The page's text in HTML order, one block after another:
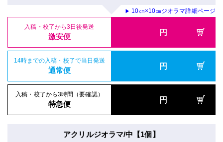
▶ 10㎝×10㎝ジオラマ詳細ページ
入稿・校了から3日後発送
激安便 円
14時までの入稿・校了で当日発送
通常便 円
入稿・校了から3時間（要確認）
特急便 円
アクリルジオラマ/中【1個】